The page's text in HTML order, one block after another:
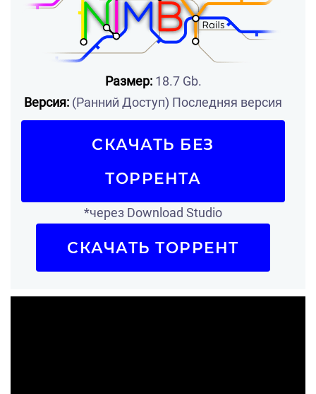
Размер:18.7 Gb.
Версия: (Ранний Доступ) Последняя версия
СКАЧАТЬ БЕЗ
ТОРРЕНТА
*через Download Studio
СКАЧАТЬ ТОРРЕНТ